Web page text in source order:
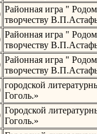
Районная игра "
творчеству
Районная игра "
творчеству
Районная игра "
творчеству
городской
Гоголь.»
Городской
Гоголь.»